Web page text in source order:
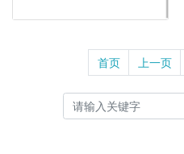
首页 上一页